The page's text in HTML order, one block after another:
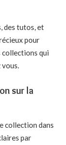
des tutos, et
pour
collections qui
vous.
sur la
collection dans
par